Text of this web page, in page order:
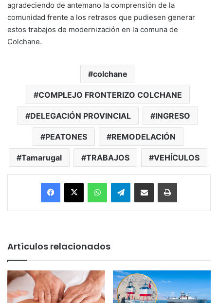
agradeciendo de antemano la comprensión de la
comunidad frente a los retrasos que pudiesen generar
estos trabajos de modernización en la comuna de
Colchane.
colchane
COMPLEJO FRONTERIZO COLCHANE
DELEGACIÓN PROVINCIAL INGRESO
PEATONES REMODELACIÓN
Tamarugal TRABAJOS VEHÍCULOS
Facebook
X WhatsAppTelegramEnviar vía email Imprimir
Artículos relacionados